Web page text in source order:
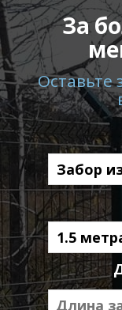
За
Оставьте